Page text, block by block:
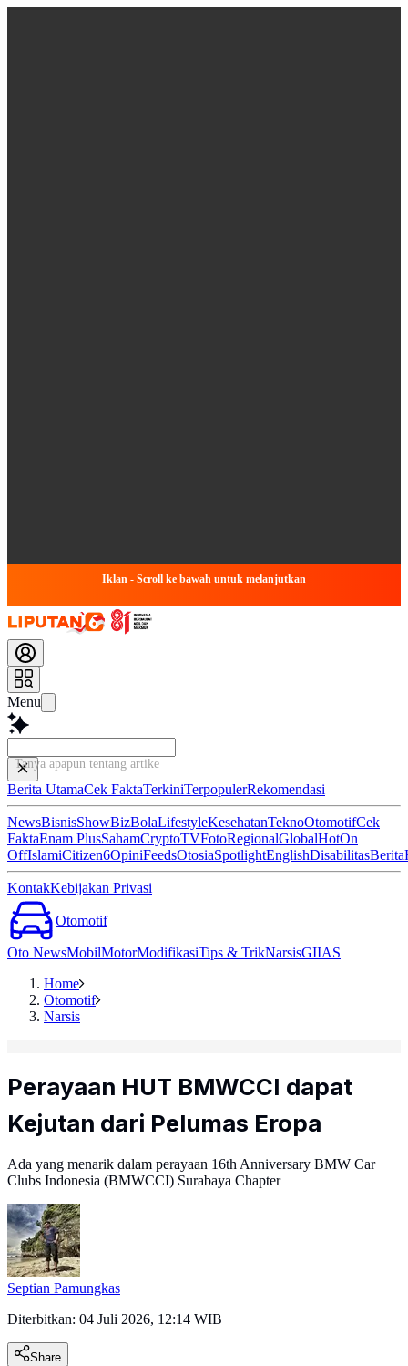
Iklan - Scroll ke bawah untuk melanjutkan
Menu
Tanya apapun tentang artikel ini...
Berita UtamaCek FaktaTerkiniTerpopulerRekomendasi
NewsBisnisShowBizBolaLifestyleKesehatanTeknoOtomotifCek
FaktaEnam PlusSahamCryptoTVFotoRegionalGlobalHotOn
OffIslamiCitizen6OpiniFeedsOtosiaSpotlightEnglishDisabilitasBerita
KontakKebijakan Privasi
Otomotif
Oto NewsMobilMotorModifikasiTips & TrikNarsisGIIAS
Home
Otomotif
Narsis
Perayaan HUT BMWCCI dapat
Kejutan dari Pelumas Eropa
Ada yang menarik dalam perayaan 16th Anniversary BMW Car
Clubs Indonesia (BMWCCI) Surabaya Chapter
Septian Pamungkas
Diterbitkan: 04 Juli 2026, 12:14 WIB
Share